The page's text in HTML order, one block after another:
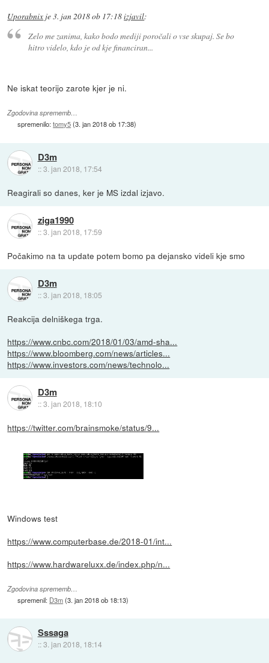
Uporabnix je3. jan 2018 ob 17:18izjavil:
Zelo me zanima, kako bodo mediji poročali o vse skupaj. Se bo
hitro videlo, kdo je od kje financiran...
Ne iskat teorijo zarote kjer je ni.
Zgodovina sprememb…
spremenilo:tomy5(3. jan 2018 ob 17:38)
D3m
::3. jan 2018, 17:54
Reagirali so danes, ker je MS izdal izjavo.
ziga1990
::3. jan 2018, 17:59
Počakimo na ta update potem bomo pa dejansko videli kje smo
D3m
::3. jan 2018, 18:05
Reakcija delniškega trga.
https://www.cnbc.com/2018/01/03/amd-sha...
https://www.bloomberg.com/news/articles...
https://www.investors.com/news/technolo...
D3m
::3. jan 2018, 18:10
https://twitter.com/brainsmoke/status/9...
Windows test
https://www.computerbase.de/2018-01/int...
https://www.hardwareluxx.de/index.php/n...
Zgodovina sprememb…
spremenil: D3m(3. jan 2018 ob 18:13)
Sssaga
::3. jan 2018, 18:14